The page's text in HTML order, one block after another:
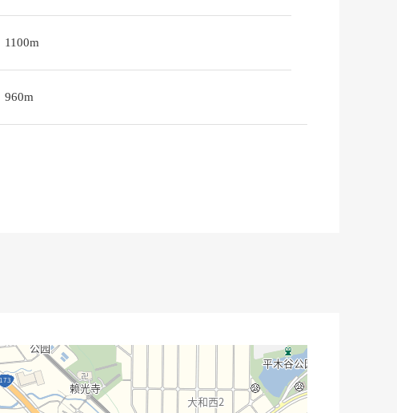
1100m
960m